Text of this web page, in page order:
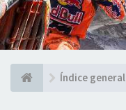
Índice general